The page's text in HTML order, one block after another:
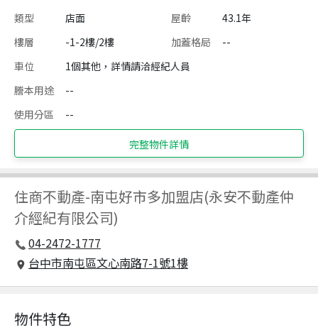
類型 店面 屋齡
43.1年
樓層
-1-2樓/2樓 加蓋格局
--
車位
1個其他，詳情請洽經紀人員
謄本用途
--
使用分區
--
完整物件詳情
住商不動產-南屯好市多加盟店(永安不動產仲
介經紀有限公司)
04-2472-1777
台中市南屯區文心南路7-1號1樓
物件特色